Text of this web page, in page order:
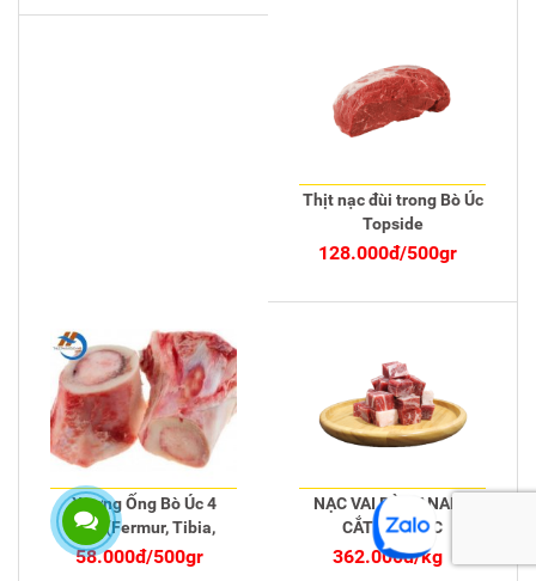
Thịt nạc đùi trong Bò Úc
Topside
128.000đ/500gr
Xương Ống Bò Úc 4
Món(Fermur, Tibia,
Radius, Humerus)
58.000đ/500gr
NẠC VAI BÒ CANADA
CẮT LÚC LẮC
362.000đ/kg